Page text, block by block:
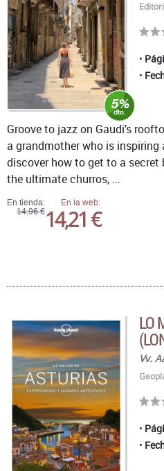
En tienda:
14,96 €
En la web:
14,21 €
Groove to jazz on Gaudi’s
a grandmother who is
discover how to get to a
the ultimate churros, ...
LO
Vv.